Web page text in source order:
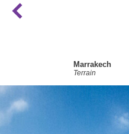
Marrakech
Terrain